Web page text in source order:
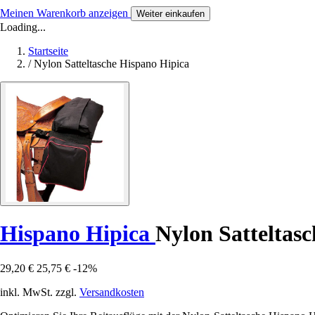
Meinen Warenkorb anzeigen Weiter einkaufen
Loading...
Startseite
/ Nylon Satteltasche Hispano Hipica
Hispano Hipica Nylon
29,20 € 25,75 € -12%
inkl. MwSt. zzgl. Versandkosten